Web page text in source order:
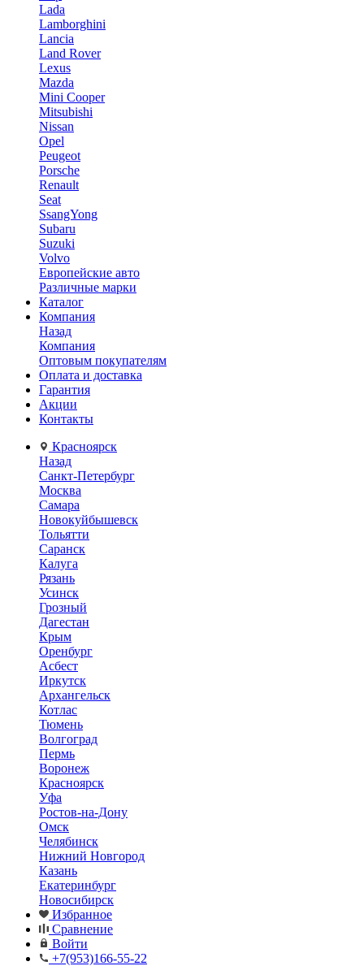
Lada
Lamborghini
Lancia
Land Rover
Lexus
Mazda
Mini Cooper
Mitsubishi
Nissan
Opel
Peugeot
Porsche
Renault
Seat
SsangYong
Subaru
Suzuki
Volvo
Европейские авто
Различные марки
Каталог
Компания
Назад
Компания
Оптовым покупателям
Оплата и доставка
Гарантия
Акции
Контакты
Красноярск
Назад
Санкт-Петербург
Москва
Самара
Новокуйбышевск
Тольятти
Саранск
Калуга
Рязань
Усинск
Грозный
Дагестан
Крым
Оренбург
Асбест
Иркутск
Архангельск
Котлас
Тюмень
Волгоград
Пермь
Воронеж
Красноярск
Уфа
Ростов-на-Дону
Омск
Челябинск
Нижний Новгород
Казань
Екатеринбург
Новосибирск
Избранное
Сравнение
Войти
+7(953)166-55-22